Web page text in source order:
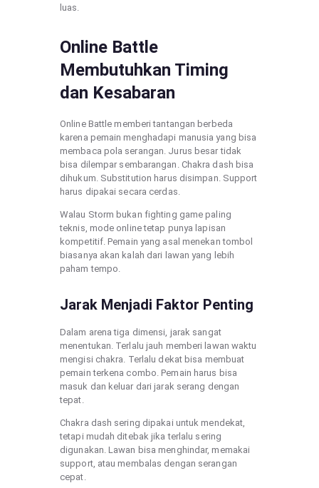
luas.
Online Battle
Membutuhkan Timing
dan Kesabaran
Online Battle memberi tantangan berbeda
karena pemain menghadapi manusia yang bisa
membaca pola serangan. Jurus besar tidak
bisa dilempar sembarangan. Chakra dash bisa
dihukum. Substitution harus disimpan. Support
harus dipakai secara cerdas.
Walau Storm bukan fighting game paling
teknis, mode online tetap punya lapisan
kompetitif. Pemain yang asal menekan tombol
biasanya akan kalah dari lawan yang lebih
paham tempo.
Jarak Menjadi Faktor Penting
Dalam arena tiga dimensi, jarak sangat
menentukan. Terlalu jauh memberi lawan waktu
mengisi chakra. Terlalu dekat bisa membuat
pemain terkena combo. Pemain harus bisa
masuk dan keluar dari jarak serang dengan
tepat.
Chakra dash sering dipakai untuk mendekat,
tetapi mudah ditebak jika terlalu sering
digunakan. Lawan bisa menghindar, memakai
support, atau membalas dengan serangan
cepat.